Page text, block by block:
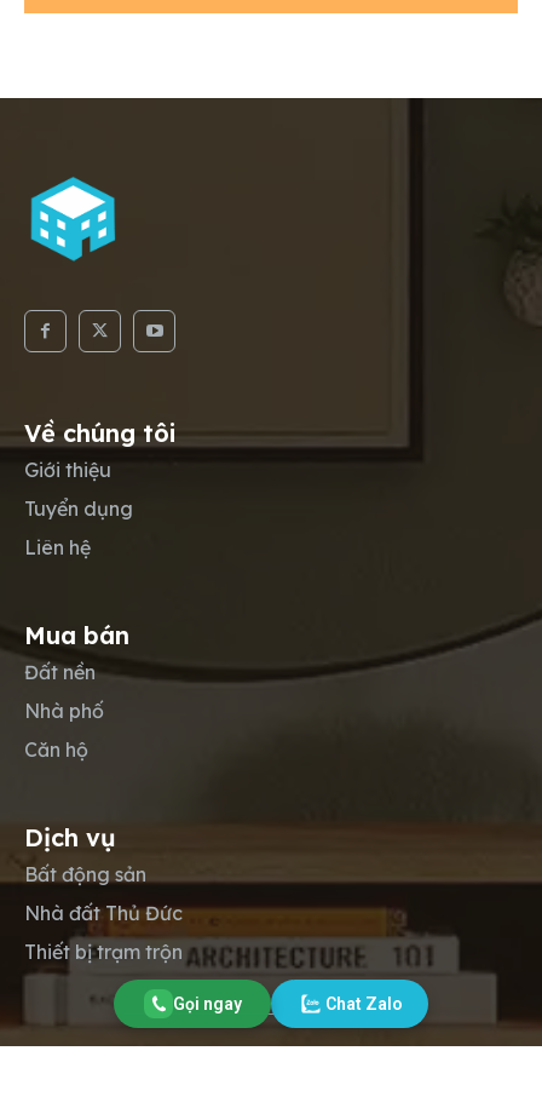
Về chúng tôi
Giới thiệu
Tuyển dụng
Liên hệ
Mua bán
Đất nền
Nhà phố
Căn hộ
Dịch vụ
Bất động sản
Nhà đất Thủ Đức
Thiết bị trạm trộn
Gọi ngay Chat Zalo